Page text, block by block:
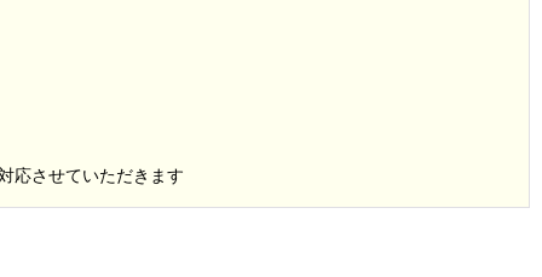
応させていただきます